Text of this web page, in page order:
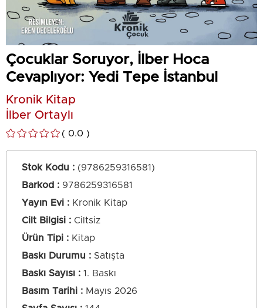
Çocuklar Soruyor, İlber Hoca
Cevaplıyor: Yedi Tepe İstanbul
Kronik Kitap
İlber Ortaylı
0.0
Stok Kodu
(9786259316581)
Barkod : 9786259316581
Yayın Evi
Kronik Kitap
Cilt Bilgisi
Ciltsiz
Ürün Tipi
Kitap
Baskı Durumu
Satışta
Baskı Sayısı
1. Baskı
Basım Tarihi
Mayıs 2026